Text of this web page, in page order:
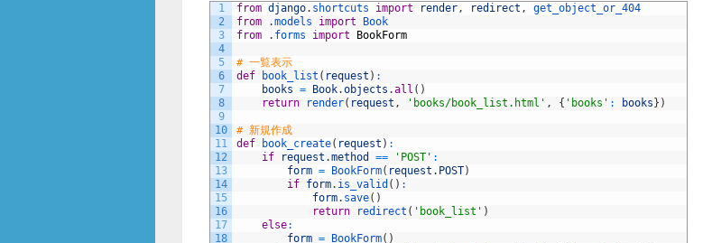
1
2
3
4
5
6
7
8
9
10
11
12
13
14
15
16
17
18
from django. shortcuts import render, redirect ,
get_object_or_404
from
.models import
Book
from
. forms import BookForm
# 一覧表示
def
book_list ( request ) :
books = Book.objects .all ( )
return
render( request , 'books/book_list.html' , { 'books' : books} )
# 新規作成
def
book_create( request ) :
if
request .method == 'POST' :
form = BookForm( request . POST)
if form. is_valid ( ) :
form. save( )
return
redirect ( 'book_list' )
else:
form = BookForm( )